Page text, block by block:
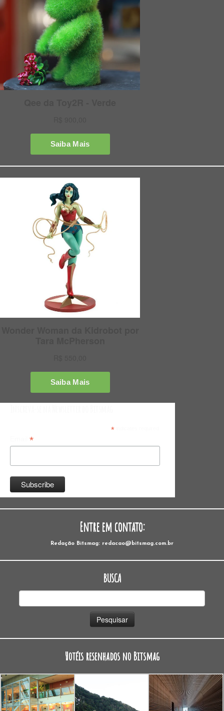
*indicates required
*
Entre em contato:
Redação Bitsmag: redacao@bitsmag.com.br
BUSCA
Hotéis resenhados no Bitsmag